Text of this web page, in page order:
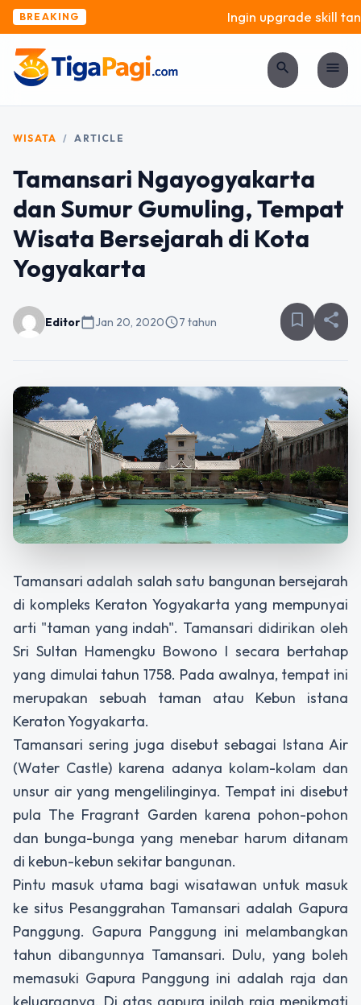
BREAKING Ingin upgrade skill
search menu
WISATA / ARTICLE
Tamansari Ngayogyakarta
dan Sumur Gumuling, Tempat
Wisata Bersejarah di Kota
Yogyakarta
Editorcalendar_todayJan 20, 2020schedule7 tahun bookmark_border share
Tamansari adalah salah satu bangunan bersejarah
di kompleks Keraton Yogyakarta yang mempunyai
arti "taman yang indah". Tamansari didirikan oleh
Sri Sultan Hamengku Bowono I secara bertahap
yang dimulai tahun 1758. Pada awalnya, tempat ini
merupakan sebuah taman atau Kebun istana
Keraton Yogyakarta.
Tamansari sering juga disebut sebagai Istana Air
(Water Castle) karena adanya kolam-kolam dan
unsur air yang mengelilinginya. Tempat ini disebut
pula The Fragrant Garden karena pohon-pohon
dan bunga-bunga yang menebar harum ditanam
di kebun-kebun sekitar bangunan.
Pintu masuk utama bagi wisatawan untuk masuk
ke situs Pesanggrahan Tamansari adalah Gapura
Panggung. Gapura Panggung ini melambangkan
tahun dibangunnya Tamansari. Dulu, yang boleh
memasuki Gapura Panggung ini adalah raja dan
keluarganya. Di atas gapura inilah raja menikmati